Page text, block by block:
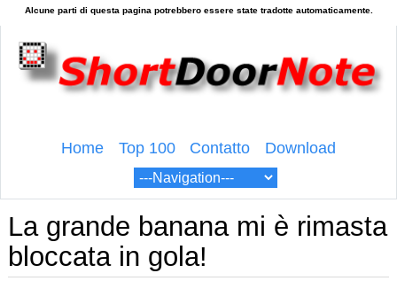
Home Top 100 Contatto Download
La grande banana mi è rimasta
bloccata in gola!